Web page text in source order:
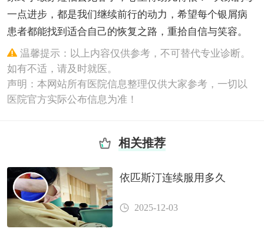
一点进步，都是我们继续前行的动力，希望每个银屑病
患者都能找到适合自己的恢复之路，重拾自信与笑容。
温馨提示：以上内容仅供参考，不可替代专业诊断。
如有不适，请及时就医。
声明：本网站所有医院信息整理仅供大家参考，一切以
医院官方实际公布信息为准！
相关推荐
依匹斯汀连续服用多久
2025-12-03